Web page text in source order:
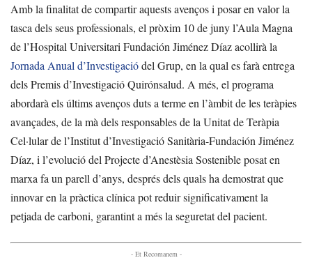
Amb la finalitat de compartir aquests avenços i posar en valor la
tasca dels seus professionals, el pròxim 10 de juny l’Aula Magna
de l’Hospital Universitari Fundación Jiménez Díaz acollirà la
Jornada Anual d’Investigaciódel Grup, en la qual es farà entrega
dels Premis d’Investigació Quirónsalud. A més, el programa
abordarà els últims avenços duts a terme en l’àmbit de les teràpies
avançades, de la mà dels responsables de la Unitat de Teràpia
Cel·lular de l’Institut d’Investigació Sanitària-Fundación Jiménez
Díaz, i l’evolució del Projecte d’Anestèsia Sostenible posat en
marxa fa un parell d’anys, després dels quals ha demostrat que
innovar en la pràctica clínica pot reduir significativament la
petjada de carboni, garantint a més la seguretat del pacient.
- Et Recomanem -